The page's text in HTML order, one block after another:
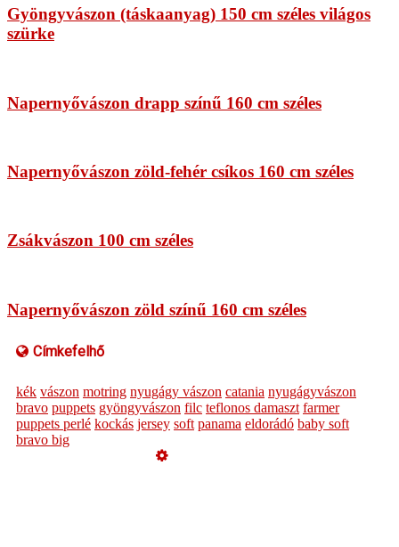
Gyöngyvászon (táskaanyag) 150 cm széles világos
szürke
Napernyővászon drapp színű 160 cm széles
Napernyővászon zöld-fehér csíkos 160 cm széles
Zsákvászon 100 cm széles
Napernyővászon zöld színű 160 cm széles
Címkefelhő
kék vászon motring nyugágy vászon catania nyugágyvászon
bravo puppets gyöngyvászon filc teflonos damaszt farmer
puppets perlé kockás jersey soft panama eldorádó baby soft
bravo big